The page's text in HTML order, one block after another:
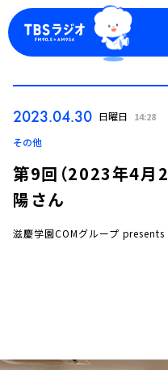
2023.04.30 日曜日 14:28
その他
第9回（2023年4月
陽さん
滋慶学園COMグループ presents